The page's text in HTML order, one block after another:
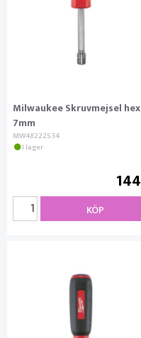
Milwaukee Skruvmejsel hex
7mm
MW48222534
I lager
144
KÖP